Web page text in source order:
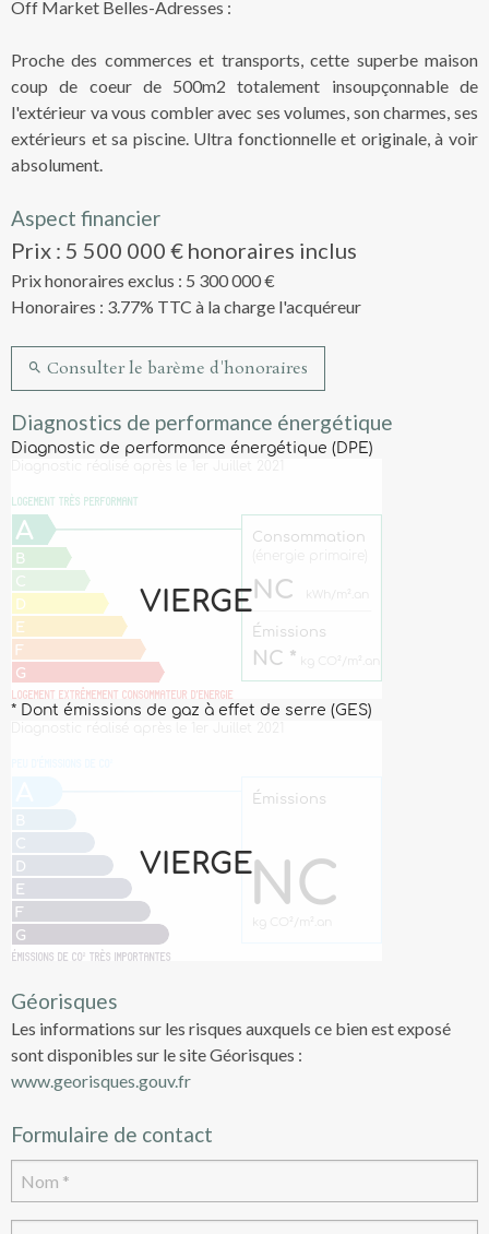
Off Market Belles-Adresses :
Proche des commerces et transports, cette superbe maison
coup de coeur de 500m2 totalement insoupçonnable de
l'extérieur va vous combler avec ses volumes, son charmes, ses
extérieurs et sa piscine. Ultra fonctionnelle et originale, à voir
absolument.
Aspect financier
Prix : 5 500 000 € honoraires inclus
Prix honoraires exclus : 5 300 000 €
Honoraires : 3.77% TTC à la charge l'acquéreur
Consulter le barème d'honoraires
Diagnostics de performance énergétique
Géorisques
Les informations sur les risques auxquels ce bien est exposé
sont disponibles sur le site Géorisques :
www.georisques.gouv.fr
Formulaire de contact